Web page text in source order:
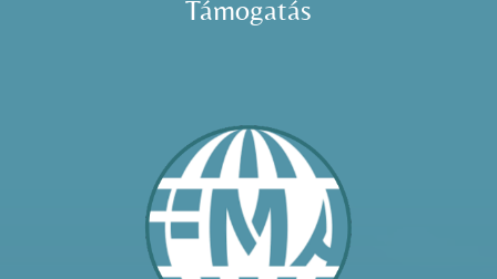
Támogatás